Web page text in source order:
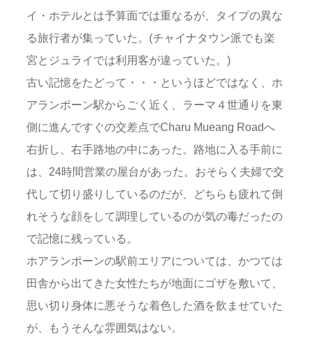
イ・ホテルとは予算面では重なるが、タイプの異な
る旅行者が集っていた。(チャイナタウン派でも楽
宮とジュライでは利用客が違っていた。)
古い記憶をたどって・・・というほどではなく、ホ
アランポーン駅からごく近く、ラーマ４世通りを東
側に進んですぐの交差点でCharu Mueang Roadへ
右折し、右手路地の中にあった。路地に入る手前に
は、24時間営業の屋台があった。おそらく夫婦で交
代して切り盛りしているのだが、どちらも疲れて倒
れそうな顔をして調理しているのが気の毒だったの
で記憶に残っている。
ホアランポーンの駅前エリアについては、かつては
田舎から出てきた女性たちが地面にゴザを敷いて、
思い切り身体に悪そうな着色した酒を飲ませていた
が、もうそんな雰囲気はない。